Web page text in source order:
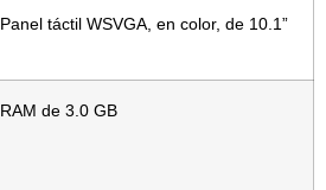
Panel táctil WSVGA, en color, de 10.1”
RAM de 3.0 GB